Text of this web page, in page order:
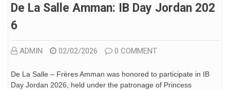
De La Salle Amman: IB Day Jordan 202
6
ADMIN 02/02/2026 0 COMMENT
De La Salle – Frères Amman was honored to participate in IB
Day Jordan 2026, held under the patronage of Princess